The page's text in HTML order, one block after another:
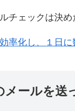
チェックは決
率化し、１日
メールを送